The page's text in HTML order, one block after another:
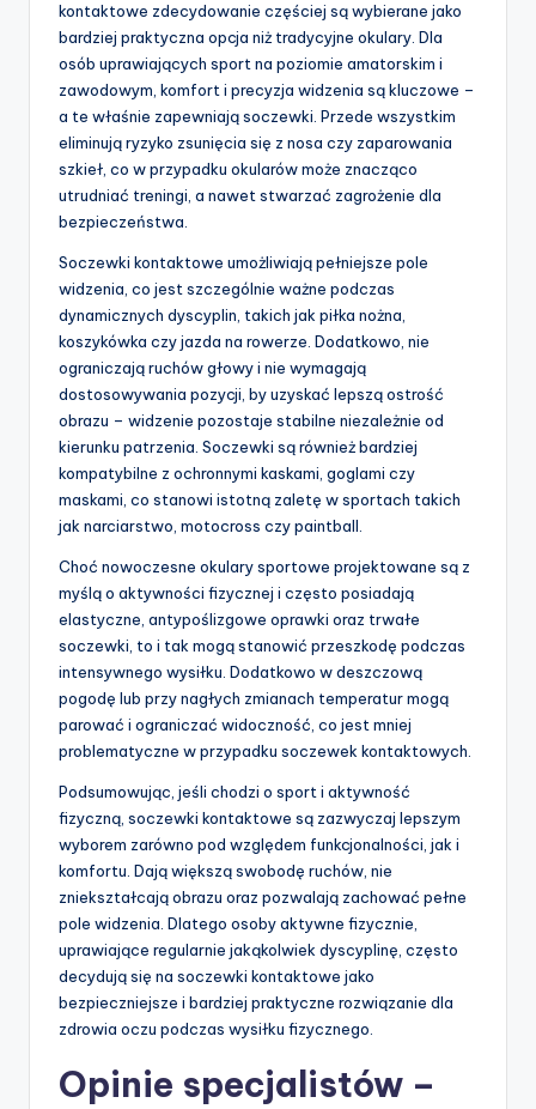
kontaktowe zdecydowanie częściej są wybierane jako
bardziej praktyczna opcja niż tradycyjne okulary. Dla
osób uprawiających sport na poziomie amatorskim i
zawodowym, komfort i precyzja widzenia są kluczowe –
a te właśnie zapewniają soczewki. Przede wszystkim
eliminują ryzyko zsunięcia się z nosa czy zaparowania
szkieł, co w przypadku okularów może znacząco
utrudniać treningi, a nawet stwarzać zagrożenie dla
bezpieczeństwa.
Soczewki kontaktowe umożliwiają pełniejsze pole
widzenia, co jest szczególnie ważne podczas
dynamicznych dyscyplin, takich jak piłka nożna,
koszykówka czy jazda na rowerze. Dodatkowo, nie
ograniczają ruchów głowy i nie wymagają
dostosowywania pozycji, by uzyskać lepszą ostrość
obrazu – widzenie pozostaje stabilne niezależnie od
kierunku patrzenia. Soczewki są również bardziej
kompatybilne z ochronnymi kaskami, goglami czy
maskami, co stanowi istotną zaletę w sportach takich
jak narciarstwo, motocross czy paintball.
Choć nowoczesne okulary sportowe projektowane są z
myślą o aktywności fizycznej i często posiadają
elastyczne, antypoślizgowe oprawki oraz trwałe
soczewki, to i tak mogą stanowić przeszkodę podczas
intensywnego wysiłku. Dodatkowo w deszczową
pogodę lub przy nagłych zmianach temperatur mogą
parować i ograniczać widoczność, co jest mniej
problematyczne w przypadku soczewek kontaktowych.
Podsumowując, jeśli chodzi o sport i aktywność
fizyczną, soczewki kontaktowe są zazwyczaj lepszym
wyborem zarówno pod względem funkcjonalności, jak i
komfortu. Dają większą swobodę ruchów, nie
zniekształcają obrazu oraz pozwalają zachować pełne
pole widzenia. Dlatego osoby aktywne fizycznie,
uprawiające regularnie jakąkolwiek dyscyplinę, często
decydują się na soczewki kontaktowe jako
bezpieczniejsze i bardziej praktyczne rozwiązanie dla
zdrowia oczu podczas wysiłku fizycznego.
Opinie specjalistów –